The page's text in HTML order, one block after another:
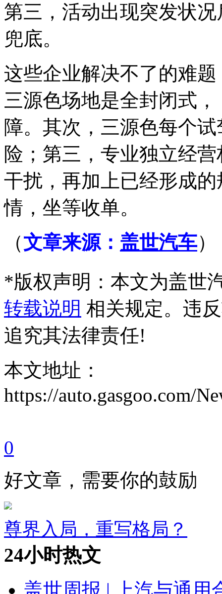
第三，活动出现突发状
兜底。
这些企业解决不了的难
三源色场地是全封闭式
障。其次，三源色每个
险；第三，专业独立经
干扰，再加上已经形成
情，坐等收单。
（文章来源： 盖世汽车）
*版权声明：本文为盖世
转载说明 相关规定。违
追究其法律责任!
本文地址：
https://auto.gasgoo.com/
0
好文章，需要你的鼓励
尊界入局，重写格局？
24小时热文
盖世周报 | 上汽与通用